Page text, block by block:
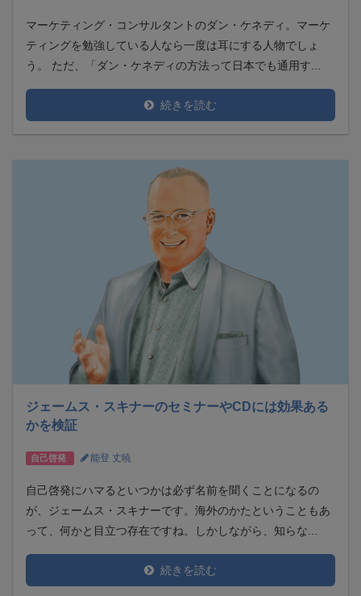
マーケティング・コンサルタントのダン・ケネディ。マーケ
ティングを勉強している人なら一度は耳にする人物でしょ
う。 ただ、「ダン・ケネディの方法って日本でも通用す...
続きを読む
ジェームス・スキナーのセミナーやCDには効果ある
かを検証
自己啓発 能登 丈暁
自己啓発にハマるといつかは必ず名前を聞くことになるの
が、ジェームス・スキナーです。海外のかたということもあ
って、何かと目立つ存在ですね。しかしながら、知らな...
続きを読む